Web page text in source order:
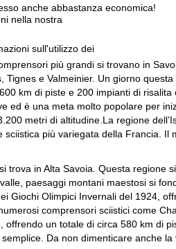
nella nostra
sull'utilizzo dei
anche abbastanza economica!
più grandi si trovano in
e Valmeinier. Un giorno
km di piste e 200 impianti di risalita
ed è una meta molto popolare per
metri di altitudine.La regione
più variegata della Francia. Il
trova in Alta Savoia. Questa regione
paesaggi montani maestosi si
Giochi Olimpici Invernali del 1924,
comprensori sciistici come
un totale di circa 580 km di
Da non dimenticare anche